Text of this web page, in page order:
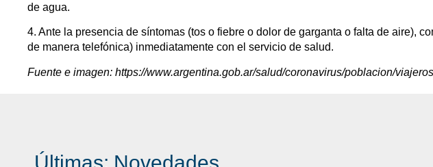
de agua.
4. Ante la presencia de síntomas (tos o fiebre o dolor de garganta o falta de aire),
de manera telefónica) inmediatamente con el servicio de salud.
Fuente e imagen: https://www.argentina.gob.ar/salud/coronavirus/poblacion/viajeros
Últimas: Novedades